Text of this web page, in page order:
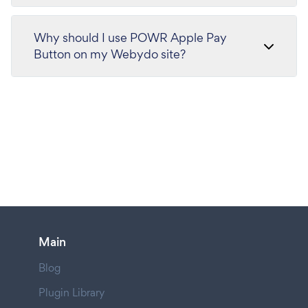
Why should I use POWR Apple Pay
Button on my Webydo site?
Main
Blog
Plugin Library